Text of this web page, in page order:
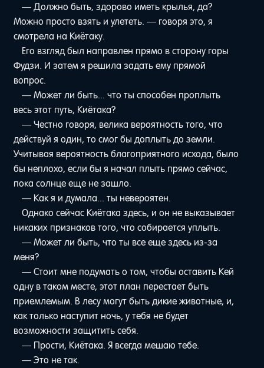
— Должно быть, здорово иметь крылья, да?
Можно просто взять и улететь. — говоря это, я
смотрела на Киётаку.
Его взгляд был направлен прямо в сторону горы
Фудзи. И затем я решила задать ему прямой
вопрос.
— Может ли быть... что ты способен проплыть
весь этот путь, Киётака?
— Честно говоря, велика вероятность того, что
действуй я один, то смог бы доплыть до земли.
Учитывая вероятность благоприятного исхода, было
бы неплохо, если бы я начал плыть прямо сейчас,
пока солнце еще не зашло.
— Как я и думала... ты невероятен.
Однако сейчас Киётака здесь, и он не выказывает
никаких признаков того, что собирается уплыть.
— Может ли быть, что ты все еще здесь из-за
меня?
— Стоит мне подумать о том, чтобы оставить Кей
одну в таком месте, этот план перестает быть
приемлемым. В лесу могут быть дикие животные, и,
как только наступит ночь, у тебя не будет
возможности защитить себя.
— Прости, Киётака. Я всегда мешаю тебе.
— Это не так.